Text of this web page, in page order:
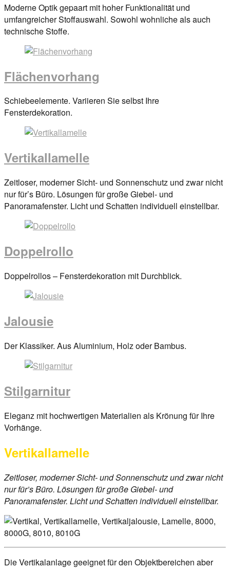
Posted
on
29.
By
Moderne Optik gepaart mit hoher Funktionalität und
umfangreicher Stoffauswahl. Sowohl wohnliche als auch
technische Stoffe.
Flächenvorhang
Posted
on
anova
Schiebeelemente. Variieren Sie selbst Ihre
Fensterdekoration.
Vertikallamelle
Posted
on
29.
By
Zeitloser, moderner Sicht- und Sonnenschutz und zwar nicht
nur für’s Büro. Lösungen für große Giebel- und
Panoramafenster. Licht und Schatten individuell einstellbar.
Doppelrollo
Posted
2017By
Doppelrollos – Fensterdekoration mit Durchblick.
Jalousie
Posted
2017 By
Der Klassiker. Aus Aluminium, Holz oder Bambus.
Stilgarnitur
Posted
on
März
anova
Eleganz mit hochwertigen Materialien als Krönung für Ihre
Vorhänge.
Vertikallamelle
Zeitloser, moderner Sicht- und Sonnenschutz und zwar nicht
nur für’s Büro. Lösungen für große Giebel- und
Panoramafenster. Licht und Schatten individuell einstellbar.
Die Vertikalanlage geeignet für den Objektbereichen aber